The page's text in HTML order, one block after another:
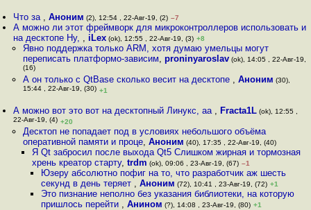
Что за ,Аноним (2), 12:54 , 22-Авг-19, (2) –7
А можно ли этот фреймворк для микроконтроллеров использовать и
на десктопе Ну, , iLex (ok), 12:55 , 22-Авг-19, (3) +8
Явно поддержка только ARM, хотя думаю умельцы могут
переписать платформо-зависим, proninyaroslav(ok), 14:05 , 22-Авг-19,
(16)
А он только с QtBase сколько весит на десктопе , Аноним (30),
15:44 , 22-Авг-19, (30) +1
А можно вот это вот на десктопный Линукс, аа , Fracta1L (ok), 12:55 ,
22-Авг-19, (4) +20
Десктоп не попадает под в условиях небольшого объёма
оперативной памяти и проце, Аноним (40), 17:35 , 22-Авг-19, (40)
Я Qt забросил после выхода Qt5 Слишком жирная и тормозная
хрень креатор старту, trdm (ok), 09:06 , 23-Авг-19, (67) –1
Юзеру абсолютно пофиг на то, что разработчик аж шесть
секунд в день теряет ,Аноним (72), 10:41 , 23-Авг-19, (72) +1
Это пизнание неполно без указания библиотеки, на которую
пришлось перейти ,Анином (?), 14:08 , 23-Авг-19, (80) +1